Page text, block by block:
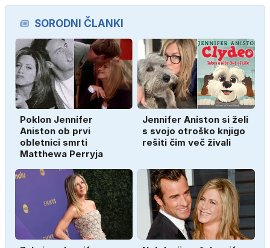
SORODNI ČLANKI
Poklon Jennifer
Aniston ob prvi
obletnici smrti
Matthewa Perryja
Jennifer Aniston si želi
s svojo otroško knjigo
rešiti čim več živali